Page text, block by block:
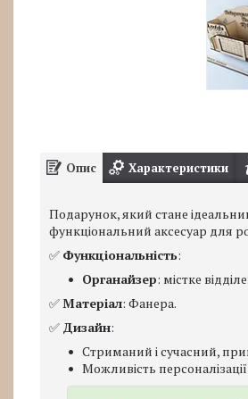
Опис Характеристики
Подарунок, який стане
функціональний аксесуар для
✅ Функціональність:
Органайзер: містке
✅Матеріал: Фанера.
✅ Дизайн:
Стриманий і сучасний,
Можливість